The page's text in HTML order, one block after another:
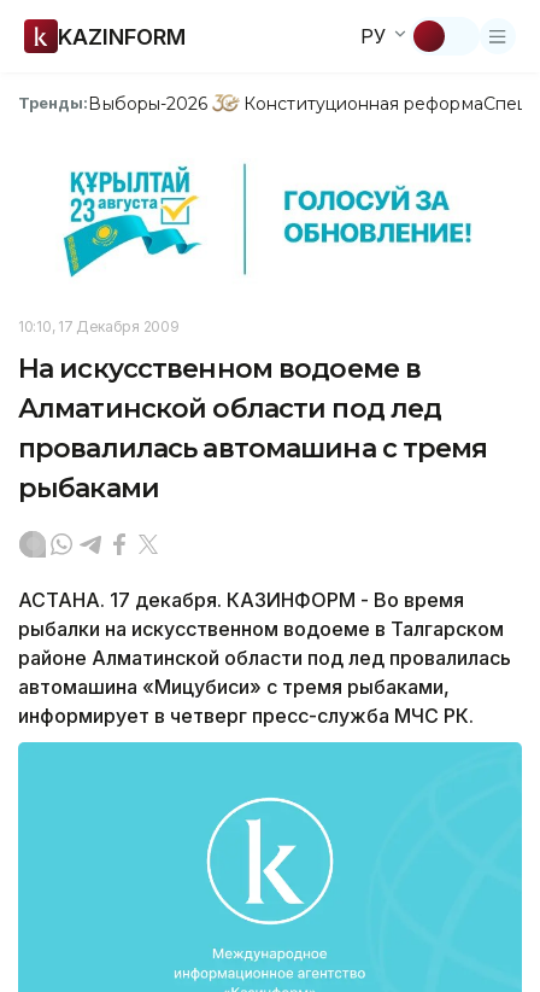
KAZINFORM РУ
Тренды:Выборы-2026 Конституционная реформа
10:10, 17 Декабря 2009
На искусственном водоеме в
Алматинской области под лед
провалилась автомашина с тремя
рыбаками
АСТАНА. 17 декабря. КАЗИНФОРМ - Во время
рыбалки на искусственном водоеме в Талгарском
районе Алматинской области под лед провалилась
автомашина «Мицубиси» с тремя рыбаками,
информирует в четверг пресс-служба МЧС РК.